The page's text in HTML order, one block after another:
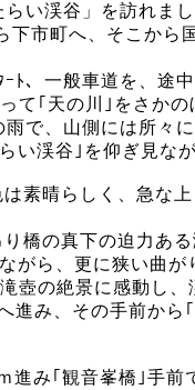
い渓谷」を訪れまし
市町へ、そこから
、一般車道を、途
て｢天の川｣をさか
で、山側には所々
渓谷｣を仰ぎ見な
素晴らしく、急な
橋の真下の迫力あ
ら、更に狭い曲
壺の絶景に感動し
み、その手前から
み｢観音峯橋｣手前